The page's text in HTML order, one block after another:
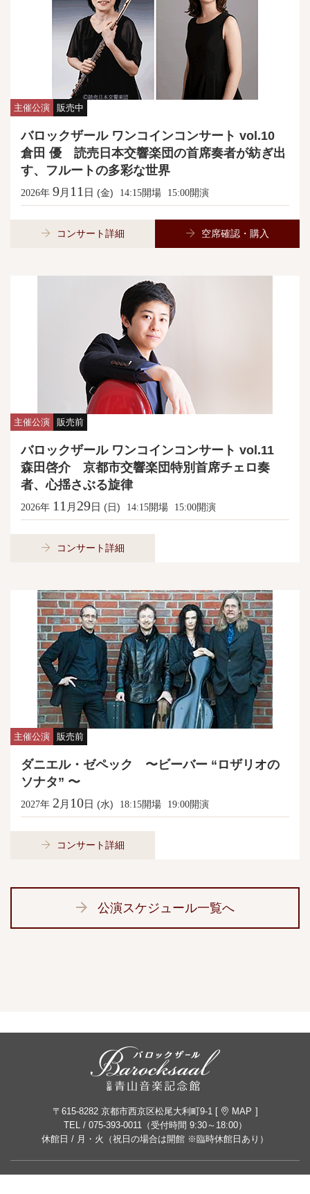
主催公演 販売中
バロックザール ワンコインコンサート vol.10
倉田 優 読売日本交響楽団の首席奏者が紡ぎ出
す、フルートの多彩な世界
2026年 9月 11 日 (金) 14:15開場 15:00開演
コンサート詳細 空席確認・購入
主催公演 販売前
バロックザール ワンコインコンサート vol.11
森田啓介 京都市交響楽団特別首席チェロ奏
者、心揺さぶる旋律
2026年 11 月 29日 (日) 14:15開場 15:00開演
コンサート詳細
主催公演 販売前
ダニエル・ゼペック 〜ビーバー “ロザリオの
ソナタ” 〜
2027年 2 月 10日 (水) 18:15開場 19:00開演
コンサート詳細
公演スケジュール一覧へ
〒615-8282 京都市西京区松尾大利町9-1 [ MAP ]
TEL / 075-393-0011 （受付時間 9:30～18:00）
休館日 / 月・火（祝日の場合は開館 ※臨時休館日あり）